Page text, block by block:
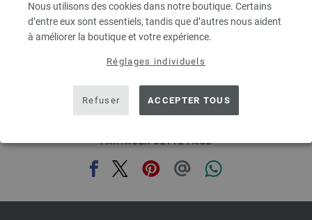
Nous utilisons des cookies dans notre boutique. Certains
d’entre eux sont essentiels, tandis que d’autres nous aident
à améliorer la boutique et votre expérience.
Réglages individuels
Refuser ACCEPTER TOUS
4,16 €
4,84 $
hors TVA, frais de port en sus, Prix de base:
PARTAGER CETTE PAGE